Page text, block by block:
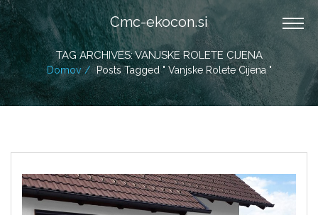
Cmc-ekocon.si
TAG ARCHIVES: VANJSKE ROLETE CIJENA
Domov Posts Tagged " Vanjske Rolete Cijena "